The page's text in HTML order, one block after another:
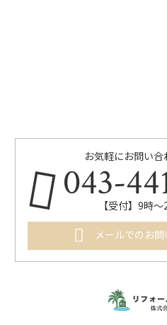
お気軽にお問い合
043-【受付】9時
メールでのお